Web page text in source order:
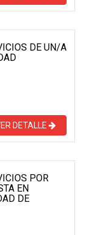
DE UN/A
DETALLE
POR
EN
DE